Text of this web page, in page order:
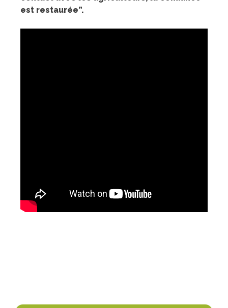
est restaurée”.